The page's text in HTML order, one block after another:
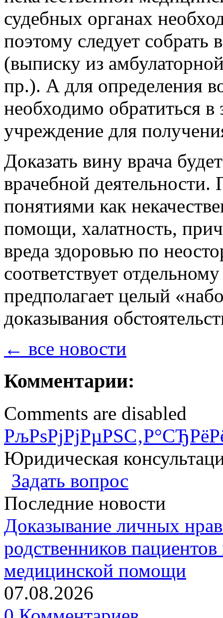
судебных органах
поэтому следует
(выписку из
пр.). А для определения
необходимо обратиться в
учреждение для
Доказать вину врача
врачебной
понятиями как
помощи, халатность,
вреда здоровью по
соответствует
предполагает целый
доказывания
← все новости
Комментарии:
Comments are disabled
Юридическая
Задать вопрос
Последние новости
Доказывание личных
родственников
медицинской помощи
07.08.2026